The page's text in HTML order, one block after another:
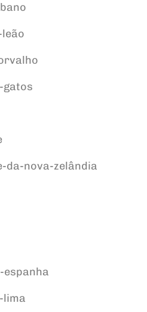
gatos
da-nova-zelândia
espanha
lima